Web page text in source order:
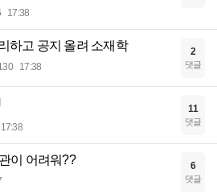
17:38
하고 공지 올려 소재학
17:38
2
댓글
17:38
11
댓글
이 어려워?? 6
댓글